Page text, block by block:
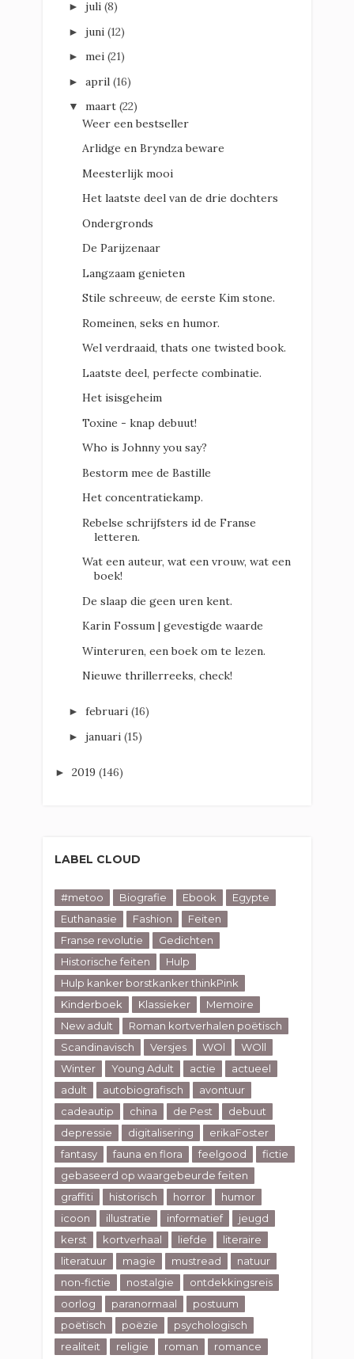
► juli (8)
► juni (12)
► mei (21)
► april (16)
▼ maart (22)
Weer een bestseller
Arlidge en Bryndza beware
Meesterlijk mooi
Het laatste deel van de drie dochters
Ondergronds
De Parijzenaar
Langzaam genieten
Stile schreeuw, de eerste Kim stone.
Romeinen, seks en humor.
Wel verdraaid, thats one twisted book.
Laatste deel, perfecte combinatie.
Het isisgeheim
Toxine - knap debuut!
Who is Johnny you say?
Bestorm mee de Bastille
Het concentratiekamp.
Rebelse schrijfsters id de Franse
letteren.
Wat een auteur, wat een vrouw, wat een
boek!
De slaap die geen uren kent.
Karin Fossum | gevestigde waarde
Winteruren, een boek om te lezen.
Nieuwe thrillerreeks, check!
► februari (16)
► januari (15)
► 2019 (146)
LABEL CLOUD
#metoo Biografie Ebook
Egypte
Euthanasie
Fashion
Feiten
Franse revolutie
Gedichten
Historische feiten
Hulp
Hulp kanker borstkanker thinkPink
Kinderboek
Klassieker
Memoire
New adult
Roman kortverhalen poëtisch
Scandinavisch
Versjes WOl
WOll
Winter
Young Adult actie
actueel
adult
autobiografisch
avontuur
cadeautip
china de Pest
debuut
depressie
digitalisering
erikaFoster
fantasy
fauna en flora feelgood
fictie
gebaseerd op waargebeurde feiten
graffiti
historisch horror
humor
icoon
illustratie informatief
jeugd
kerst
kortverhaal liefde
literaire
literatuur
magie mustread
natuur
non-fictie
nostalgie
ontdekkingsreis
oorlog
paranormaal
postuum
poëtisch
poëzie
psychologisch
realiteit
religie roman
romance